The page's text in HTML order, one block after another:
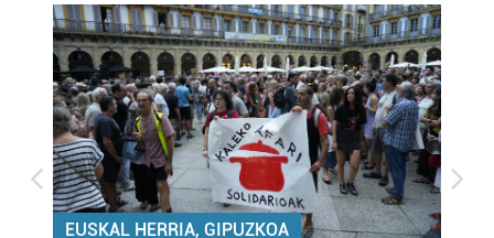
EUSKAL HERRIA, GIPUZKOA